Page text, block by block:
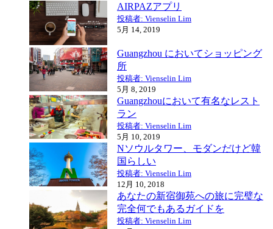
AIRPAZアプリ
投稿者: Vienselin Lim
5月 14, 2019
Guangzhou においてショッピング
所
投稿者: Vienselin Lim
5月 8, 2019
Guangzhouにおいて有名なレスト
ラン
投稿者: Vienselin Lim
5月 10, 2019
Nソウルタワー、モダンだけど韓
国らしい
投稿者: Vienselin Lim
12月 10, 2018
あなたの新宿御苑への旅に完璧な
完全何でもあるガイドを
投稿者: Vienselin Lim